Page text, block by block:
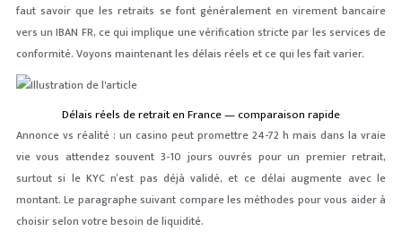
faut savoir que les retraits se font généralement en virement bancaire
vers un IBAN FR, ce qui implique une vérification stricte par les services de
conformité. Voyons maintenant les délais réels et ce qui les fait varier.
Délais réels de retrait en France — comparaison rapide
Annonce vs réalité : un casino peut promettre 24-72 h mais dans la vraie
vie vous attendez souvent 3-10 jours ouvrés pour un premier retrait,
surtout si le KYC n’est pas déjà validé, et ce délai augmente avec le
montant. Le paragraphe suivant compare les méthodes pour vous aider à
choisir selon votre besoin de liquidité.